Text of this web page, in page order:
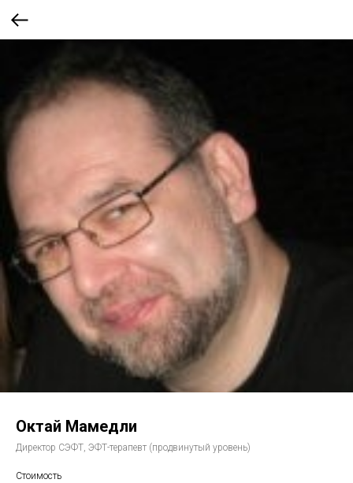
Октай Мамедли
Директор СЭФТ, ЭФТ-терапевт (продвинутый уровень)
Стоимость